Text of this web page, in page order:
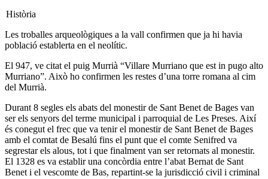
Història
Les troballes arqueològiques a la vall confirmen que ja hi havia
població establerta en el neolític.
El 947, ve citat el puig Murrià “Villare Murriano que est in pugo alto
Murriano”. Això ho confirmen les restes d’una torre romana al cim
del Murrià.
Durant 8 segles els abats del monestir de Sant Benet de Bages van
ser els senyors del terme municipal i parroquial de Les Preses. Així
és conegut el frec que va tenir el monestir de Sant Benet de Bages
amb el comtat de Besalú fins el punt que el comte Senifred va
segrestar els alous, tot i que finalment van ser retornats al monestir.
El 1328 es va establir una concòrdia entre l’abat Bernat de Sant
Benet i el vescomte de Bas, repartint-se la jurisdicció civil i criminal